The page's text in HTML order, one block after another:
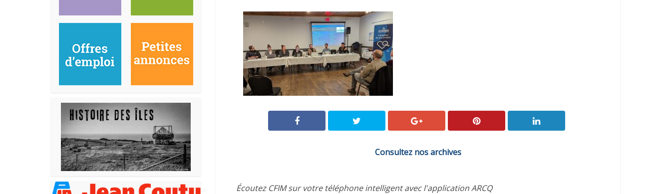
Consultez nos archives
Écoutez CFIM sur votre téléphone intelligent avec l'application ARCQ